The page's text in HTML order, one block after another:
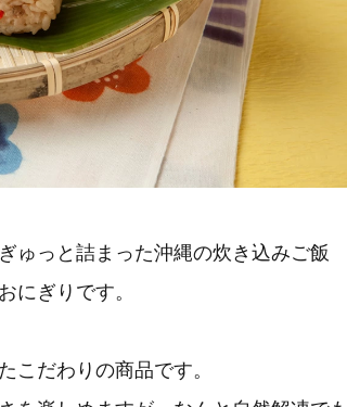
ゅっと詰まった沖縄の炊き込みご飯
にぎりです。
こだわりの商品です。